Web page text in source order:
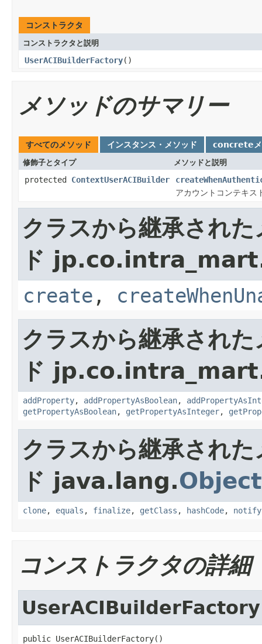
コンストラクタ
コンストラクタと説明
UserACIBuilderFactory()
メソッドのサマリー
すべてのメソッド インスタンス・メソッド concreteメ
修飾子とタイプ メソッドと説明
protected ContextUserACIBuilder
アカウントコンテキス
クラスから継承された
ド
create ,
クラスから継承された
ド
addProperty, addPropertyAsBoolean,
getPropertyAsBoolean, getPropertyAsInteger,
クラスから継承された
ド java.lang.Object
clone, equals , finalize, getClass , hashCode, notify
コンストラクタの詳細
UserACIBuilderFactory
public UserACIBuilderFactory()